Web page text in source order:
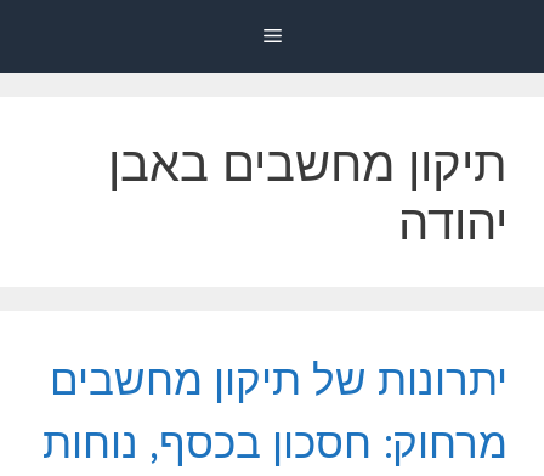
Menu
תיקון מחשבים באבן
יהודה
יתרונות של תיקון מחשבים
מרחוק: חסכון בכסף, נוחות